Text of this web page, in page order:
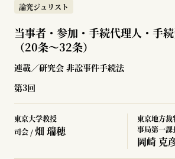
論究ジュリスト
当事者・参加・手続代理人・手
（20条～32条）
連載／研究会 非訟事件手続法
第3回
東京大学教授
司会 /畑 瑞穂
東京地方裁
事局第一課
岡崎 克